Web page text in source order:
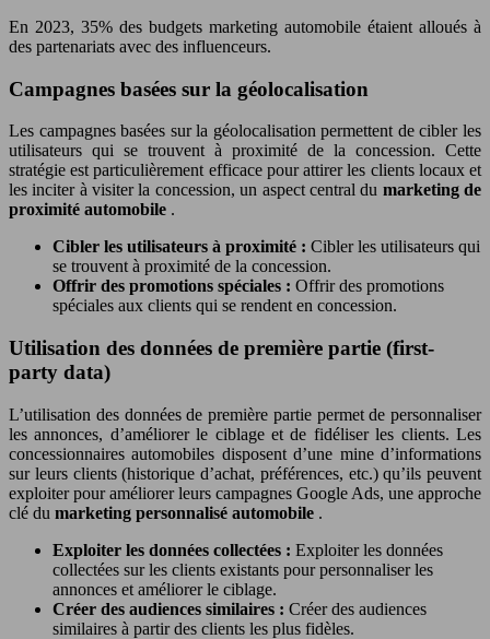
En 2023, 35% des budgets marketing automobile étaient alloués à
des partenariats avec des influenceurs.
Campagnes basées sur la géolocalisation
Les campagnes basées sur la géolocalisation permettent de cibler les
utilisateurs qui se trouvent à proximité de la concession. Cette
stratégie est particulièrement efficace pour attirer les clients locaux et
les inciter à visiter la concession, un aspect central du marketing de
proximité automobile .
Cibler les utilisateurs à proximité : Cibler les utilisateurs qui
se trouvent à proximité de la concession.
Offrir des promotions spéciales : Offrir des promotions
spéciales aux clients qui se rendent en concession.
Utilisation des données de première partie (first-
party data)
L’utilisation des données de première partie permet de personnaliser
les annonces, d’améliorer le ciblage et de fidéliser les clients. Les
concessionnaires automobiles disposent d’une mine d’informations
sur leurs clients (historique d’achat, préférences, etc.) qu’ils peuvent
exploiter pour améliorer leurs campagnes Google Ads, une approche
clé du marketing personnalisé automobile .
Exploiter les données collectées : Exploiter les données
collectées sur les clients existants pour personnaliser les
annonces et améliorer le ciblage.
Créer des audiences similaires : Créer des audiences
similaires à partir des clients les plus fidèles.